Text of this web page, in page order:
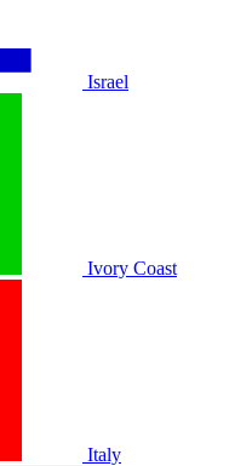
Israel
Ivory Coast
Italy